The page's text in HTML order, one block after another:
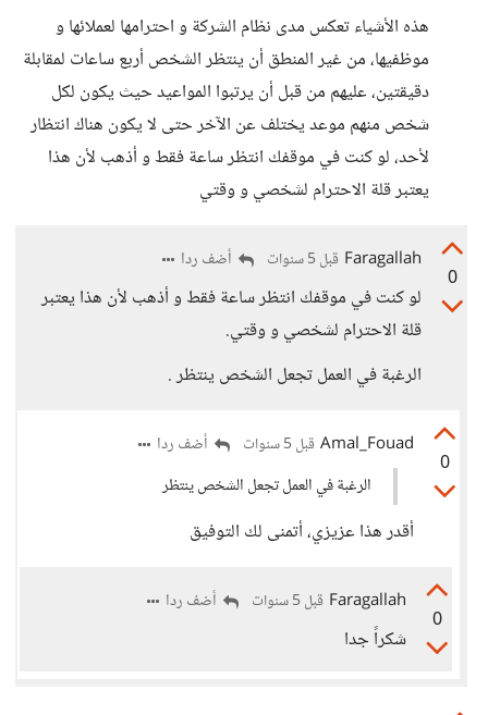
هذه الأشياء تعكس مدى نظام الشركة و احترامها لعملائها و
موظفيها، من غير المنطق أن ينتظر الشخص أربع ساعات لمقابلة
دقيقتين، عليهم من قبل أن يرتبوا المواعيد حيث يكون لكل
شخص منهم موعد يختلف عن الآخر حتى لا يكون هناك انتظار
لأحد، لو كنت في موقفك انتظر ساعة فقط و أذهب لأن هذا
يعتبر قلة الاحترام لشخصي و وقتي
0
Faragallah قبل 5 سنوات أضف ردا
لو كنت في موقفك انتظر ساعة فقط و أذهب لأن هذا يعتبر
قلة الاحترام لشخصي و وقتي.
الرغبة في العمل تجعل الشخص ينتظر .
0
Amal_Fouad قبل 5 سنوات
أضف ردا
الرغبة في العمل تجعل الشخص ينتظر
أقدر هذا عزيزي، أتمنى لك التوفيق
0
Faragallah قبل 5 سنوات أضف ردا
شكراً جدا